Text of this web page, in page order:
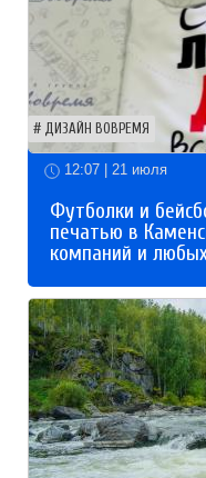
ДИЗАЙН ВОВРЕМЯ
12:07 | 21 июля
Футболки и
печатью в
компаний и